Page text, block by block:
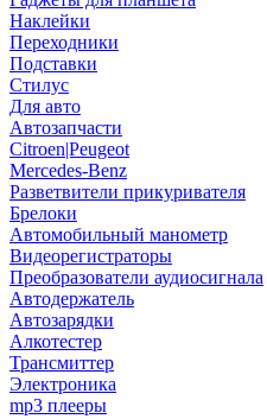
Наклейки
Переходники
Подставки
Стилус
Для авто
Автозапчасти
Citroen|Peugeot
Mercedes-Benz
Разветвители прикуривателя
Брелоки
Автомобильный манометр
Видеорегистраторы
Преобразователи аудиосигнала
Автодержатель
Автозарядки
Алкотестер
Трансмиттер
Электроника
mp3 плееры